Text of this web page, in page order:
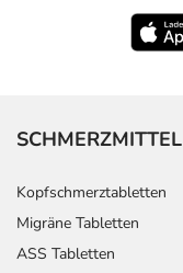
SCHMERZMITTEL
Kopfschmerztabletten
Migräne Tabletten
ASS Tabletten